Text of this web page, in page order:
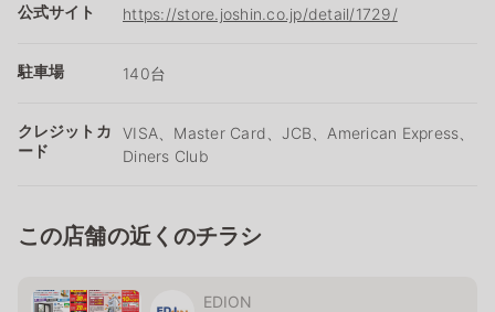
公式サイト https://store.joshin.co.jp/detail/1729/
駐車場 140台
クレジットカ
ード
VISA、Master Card、JCB、American Express、
Diners Club
この店舗の近くのチラシ
EDION